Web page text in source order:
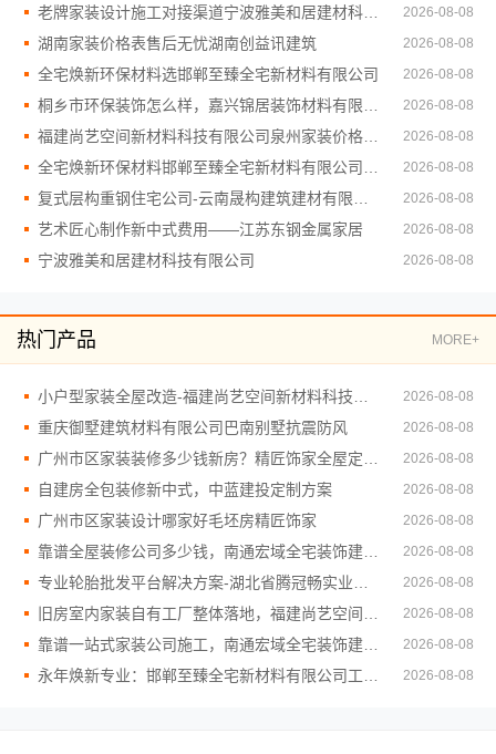
2026-08-08
湖南家装价格表售后无忧湖南创益讯建筑 2026-08-08
全宅焕新环保材料选邯郸至臻全宅新材料有限公司 2026-08-08
2026-08-08
2026-08-08
2026-08-08
2026-08-08
艺术匠心制作新中式费用——江苏东钢金属家居 2026-08-08
宁波雅美和居建材科技有限公司 2026-08-08
热门产品 MORE+
2026-08-08
重庆御墅建筑材料有限公司巴南别墅抗震防风 2026-08-08
2026-08-08
自建房全包装修新中式，中蓝建投定制方案 2026-08-08
广州市区家装设计哪家好毛坯房精匠饰家 2026-08-08
2026-08-08
2026-08-08
2026-08-08
2026-08-08
2026-08-08